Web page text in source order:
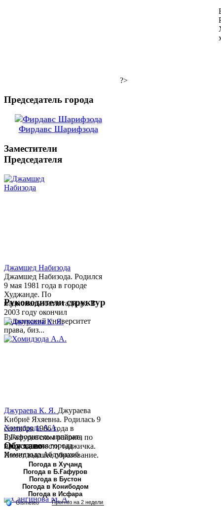
?>
Председатель города
Фирдавс Шарифзода
Заместители
Председателя
Джамшед Набизода
Джамшед Набизода. Родился
9 мая 1981 года в городе
Худжанде. По
национальности таджик. В
2003 году окончил
Таджикский университет
права, биз...
Хомидзода А.А.
Руководитель аппарата
председателя города
Хомидзода Абдувахоб
Абдумаджид родился 8
июня 1978 года в городе
Худжанде. По
национальности...
Руководители структур
Джураева К. Я. Джураева
Кибриё Яхяевна. Родилась 9
сентября 1966 года в
Б.Гафуровском районе, по
национальности таджичка.
Имеет высшее образование.
В 1997 ...
Обу хаво
Погода в Хуҷанд
Погода в Б.Ғафуров
Погода в Бустон
Погода в Конибодом
Погода в Исфара